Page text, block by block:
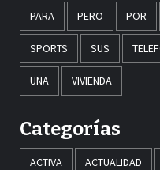
PARA PERO POR
SPORTS SUS
UNA VIVIENDA
Categorías
ACTIVA ACTUALIDAD